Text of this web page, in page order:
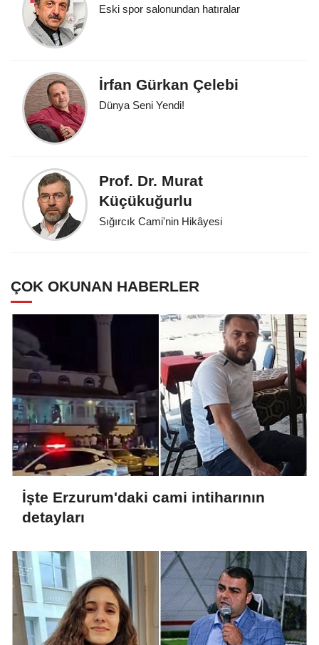
Eski spor salonundan hatıralar
İrfan Gürkan Çelebi
Dünya Seni Yendi!
Prof. Dr. Murat
Küçükuğurlu
Sığırcık Cami'nin Hikâyesi
ÇOK OKUNAN HABERLER
İşte Erzurum'daki cami intiharının
detayları